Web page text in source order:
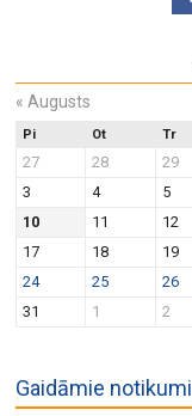
s
N
a
v
g
a
t
n
t
i
o
n
« Augusts
Pi Ot Tr
27 28 29
3
4 5
10
11 12
17
18 19
24
25 26
31
1 2
Gaidāmie notikumi